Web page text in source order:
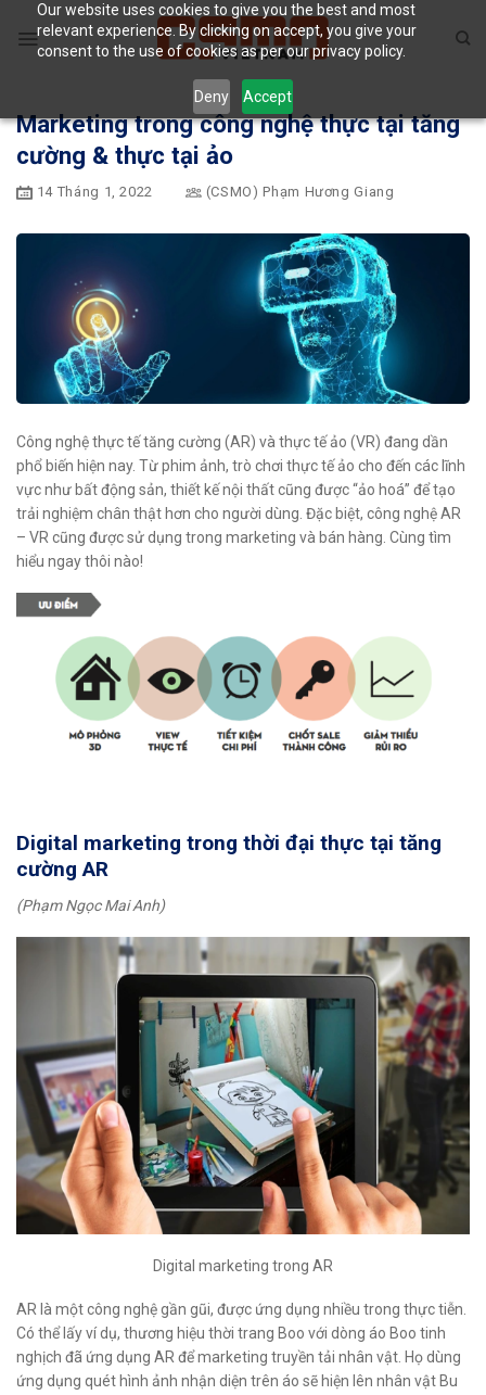
Our website uses cookies to give you the best and most
relevant experience. By clicking on accept, you give your
consent to the use of cookies as per our privacy policy.
Deny Accept
Marketing trong công nghệ thực tại tăng
cường & thực tại ảo
14 Tháng 1, 2022 (CSMO) Phạm Hương Giang
Công nghệ thực tế tăng cường (AR) và thực tế ảo (VR) đang dần
phổ biến hiện nay. Từ phim ảnh, trò chơi thực tế ảo cho đến các lĩnh
vực như bất động sản, thiết kế nội thất cũng được “ảo hoá” để tạo
trải nghiệm chân thật hơn cho người dùng. Đặc biệt, công nghệ AR
– VR cũng được sử dụng trong marketing và bán hàng. Cùng tìm
hiểu ngay thôi nào!
Digital marketing trong thời đại thực tại tăng
cường AR
(Phạm Ngọc Mai Anh)
Digital marketing trong AR
AR là một công nghệ gần gũi, được ứng dụng nhiều trong thực tiễn.
Có thể lấy ví dụ, thương hiệu thời trang Boo với dòng áo Boo tinh
nghịch đã ứng dụng AR để marketing truyền tải nhân vật. Họ dùng
ứng dụng quét hình ảnh nhận diện trên áo sẽ hiện lên nhân vật Bu